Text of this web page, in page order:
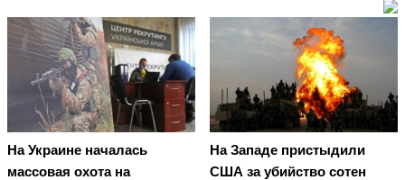
На Украине началась
массовая охота на
На Западе пристыдили
США за убийство сотен